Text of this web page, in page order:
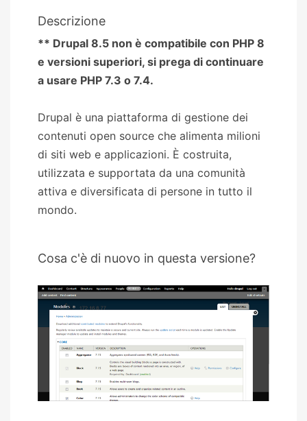
Descrizione
** Drupal 8.5 non è compatibile con PHP 8
e versioni superiori, si prega di continuare
a usare PHP 7.3 o 7.4.
Drupal è una piattaforma di gestione dei
contenuti open source che alimenta milioni
di siti web e applicazioni. È costruita,
utilizzata e supportata da una comunità
attiva e diversificata di persone in tutto il
mondo.
Cosa c'è di nuovo in questa versione?